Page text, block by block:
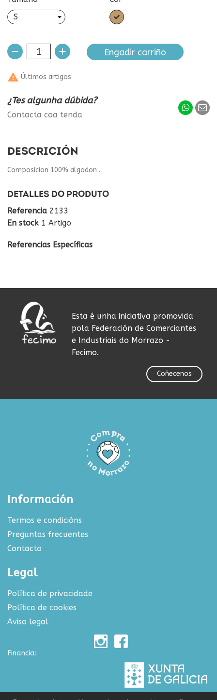
Camel
Engadir carriño
 Últimos artigos
¿Tes algunha dúbida?
Contacta coa tenda
DESCRICIÓN
Composicion 100% algodon .
DETALLES DO PRODUTO
Referencia 2133
En stock 1 Artigo
Referencias Específicas
Esta é unha iniciativa promovida
pola Federación de Comerciantes
e Industriais do Morrazo -
Fecimo.
Coñecenos
Información
Termos e condicións
Preguntas frecuentes
Contacto
Legal
Política de privacidade
Política de cookies
Aviso legal
Financia: